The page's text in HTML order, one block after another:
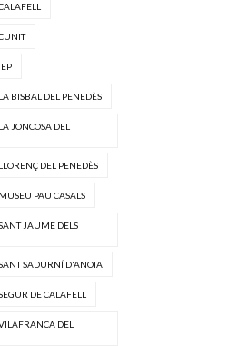
BISBAL DEL PENEDÈS
JONCOSA DEL
DEL PENEDÈS
PAU CASALS
JAUME DELS
SADURNÍ D'ANOIA
DE CALAFELL
DEL